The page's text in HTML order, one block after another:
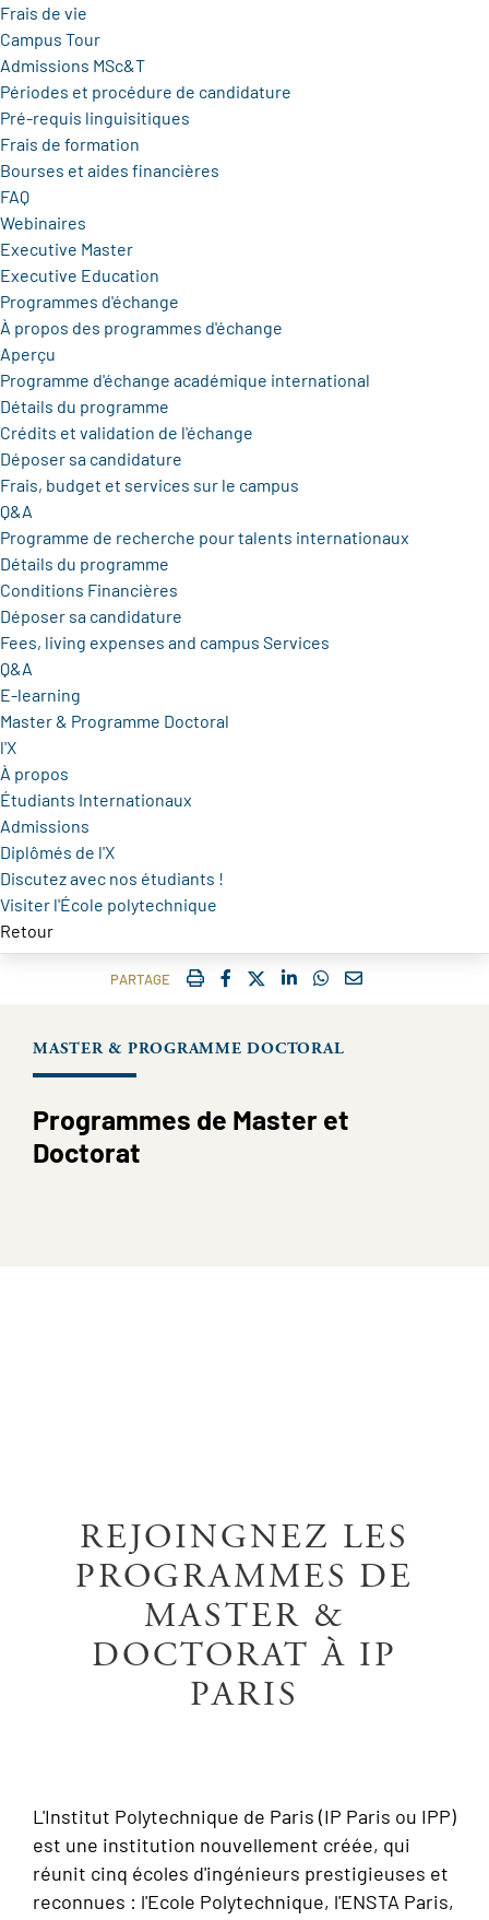
Frais de vie
Campus Tour
Admissions MSc&T
Périodes et procédure de candidature
Pré-requis linguisitiques
Frais de formation
Bourses et aides financières
FAQ
Webinaires
Executive Master
Executive Education
Programmes d'échange
À propos des programmes d'échange
Aperçu
Programme d'échange académique international
Détails du programme
Crédits et validation de l'échange
Déposer sa candidature
Frais, budget et services sur le campus
Q&A
Programme de recherche pour talents internationaux
Détails du programme
Conditions Financières
Déposer sa candidature
Fees, living expenses and campus Services
Q&A
E-learning
Master & Programme Doctoral
l'X
À propos
Étudiants Internationaux
Admissions
Diplômés de l'X
Discutez avec nos étudiants !
Visiter l'École polytechnique
Retour
PARTAGE IMPRIMERFACEBOOK
TWITTER
SHARE ON LINKEDIN
SHARE ON
COURRIEL
MASTER & PROGRAMME DOCTORAL
Programmes de Master et
Doctorat
REJOINGNEZ LES
PROGRAMMES DE
MASTER &
DOCTORAT À IP
PARIS
L'Institut Polytechnique de Paris (IP Paris ou IPP)
est une institution nouvellement créée, qui
réunit cinq écoles d'ingénieurs prestigieuses et
reconnues : l'Ecole Polytechnique, l'ENSTA Paris,